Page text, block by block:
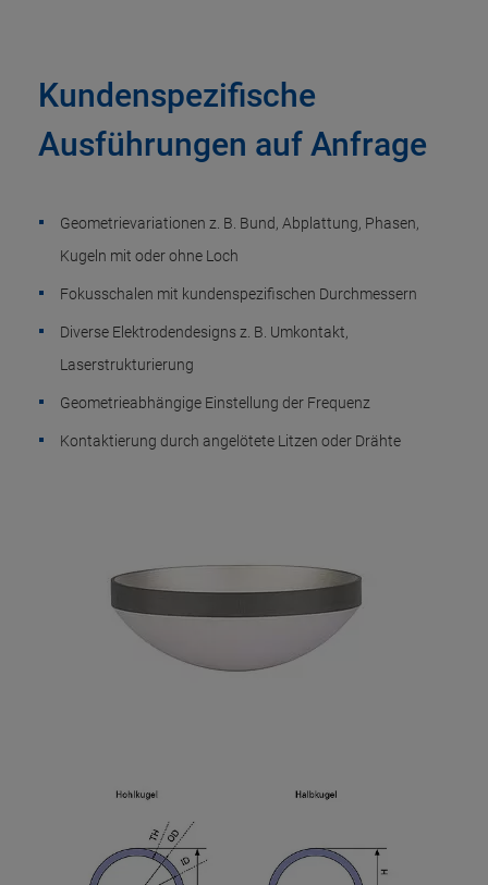
Kundenspezifische
Ausführungen auf Anfrage
Geometrievariationen z. B. Bund, Abplattung, Phasen,
Kugeln mit oder ohne Loch
Fokusschalen mit kundenspezifischen Durchmessern
Diverse Elektrodendesigns z. B. Umkontakt,
Laserstrukturierung
Geometrieabhängige Einstellung der Frequenz
Kontaktierung durch angelötete Litzen oder Drähte